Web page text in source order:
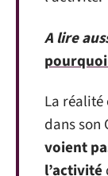
A lire
La réalité
dans son
voient
l’activité